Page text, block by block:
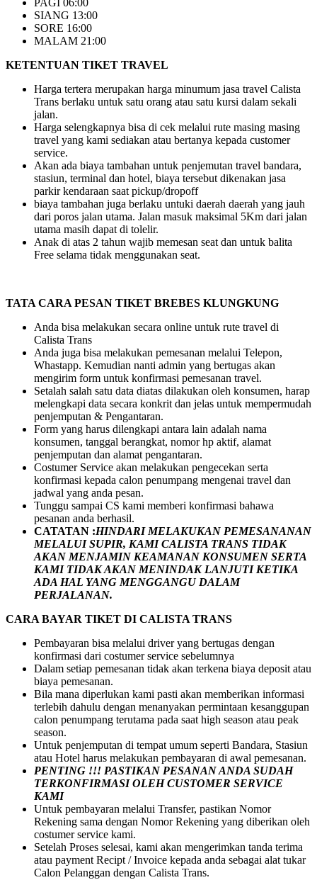
PAGI 06:00
SIANG 13:00
SORE 16:00
MALAM 21:00
KETENTUAN TIKET TRAVEL
Harga tertera merupakan harga minumum jasa travel Calista
Trans berlaku untuk satu orang atau satu kursi dalam sekali
jalan.
Harga selengkapnya bisa di cek melalui rute masing masing
travel yang kami sediakan atau bertanya kepada customer
service.
Akan ada biaya tambahan untuk penjemutan travel bandara,
stasiun, terminal dan hotel, biaya tersebut dikenakan jasa
parkir kendaraan saat pickup/dropoff
biaya tambahan juga berlaku untuki daerah daerah yang jauh
dari poros jalan utama. Jalan masuk maksimal 5Km dari jalan
utama masih dapat di tolelir.
Anak di atas 2 tahun wajib memesan seat dan untuk balita
Free selama tidak menggunakan seat.
TATA CARA PESAN TIKET BREBES KLUNGKUNG
Anda bisa melakukan secara online untuk rute travel di
Calista Trans
Anda juga bisa melakukan pemesanan melalui Telepon,
Whastapp. Kemudian nanti admin yang bertugas akan
mengirim form untuk konfirmasi pemesanan travel.
Setalah salah satu data diatas dilakukan oleh konsumen, harap
melengkapi data secara konkrit dan jelas untuk mempermudah
penjemputan & Pengantaran.
Form yang harus dilengkapi antara lain adalah nama
konsumen, tanggal berangkat, nomor hp aktif, alamat
penjemputan dan alamat pengantaran.
Costumer Service akan melakukan pengecekan serta
konfirmasi kepada calon penumpang mengenai travel dan
jadwal yang anda pesan.
Tunggu sampai CS kami memberi konfirmasi bahawa
pesanan anda berhasil.
CATATAN :HINDARI MELAKUKAN PEMESANANAN
MELALUI SUPIR, KAMICALISTA TRANS TIDAK
AKAN MENJAMIN KEAMANAN KONSUMEN SERTA
KAMI TIDAK AKAN MENINDAK LANJUTI KETIKA
ADA HAL YANG MENGGANGU DALAM
PERJALANAN.
CARA BAYAR TIKET DI CALISTA TRANS
Pembayaran bisa melalui driver yang bertugas dengan
konfirmasi dari costumer service sebelumnya
Dalam setiap pemesanan tidak akan terkena biaya deposit atau
biaya pemesanan.
Bila mana diperlukan kami pasti akan memberikan informasi
terlebih dahulu dengan menanyakan permintaan kesanggupan
calon penumpang terutama pada saat high season atau peak
season.
Untuk penjemputan di tempat umum seperti Bandara, Stasiun
atau Hotel harus melakukan pembayaran di awal pemesanan.
PENTING !!! PASTIKAN PESANAN ANDA SUDAH
TERKONFIRMASI OLEH CUSTOMER SERVICE
KAMI
Untuk pembayaran melalui Transfer, pastikan Nomor
Rekening sama dengan Nomor Rekening yang diberikan oleh
costumer service kami.
Setelah Proses selesai, kami akan mengerimkan tanda terima
atau payment Recipt / Invoice kepada anda sebagai alat tukar
Calon Pelanggan dengan Calista Trans.